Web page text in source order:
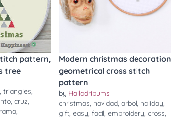
pattern,
tree
,triangles,
,cruz,
,
Modern christmas decoration
geometrical cross stitch
pattern
by Hallodribums
christmas, navidad,arbol, holiday,
gift,easy,facil,embroidery,cross,